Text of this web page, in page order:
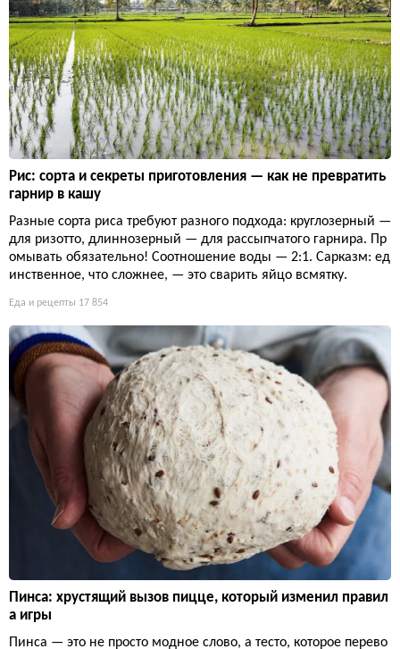
Рис: сорта и секреты приготовления — как не превратить
гарнир в кашу
Разные сорта риса требуют разного подхода: круглозерный —
для ризотто, длиннозерный — для рассыпчатого гарнира. Пр
омывать обязательно! Соотношение воды — 2:1. Сарказм: ед
инственное, что сложнее, — это сварить яйцо всмятку.
Еда и рецепты 17 854
Пинса: хрустящий вызов пицце, который изменил правил
а игры
Пинса — это не просто модное слово, а тесто, которое перево